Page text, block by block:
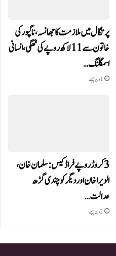
پرتگال میں ملازمت کا جھانسہ،ناگپور کی
خاتون سے 11 لاکھ روپے کی ٹھگی، انسانی
اسمگلنگ…
1 دن پہلے
3 کروڑ روپے فراڈ کیس: سلمان خان،
الویرا خان اور دیگر کو چندی گڑھ
عدالت…
2 دن پہلے